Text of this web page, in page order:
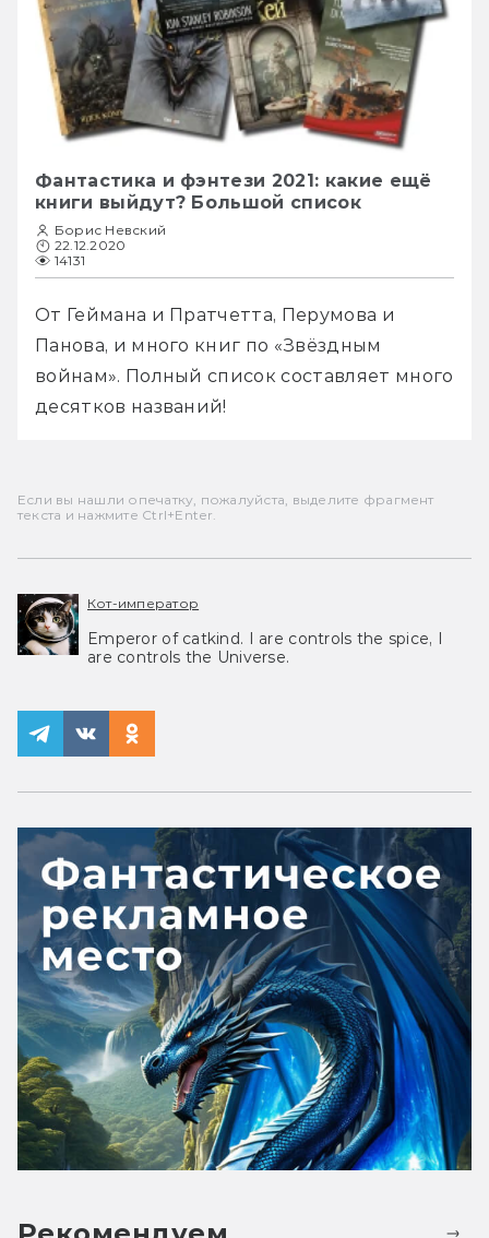
Фантастика и фэнтези 2021: какие ещё
книги выйдут? Большой список
Борис Невский
22.12.2020
14131
От Геймана и Пратчетта, Перумова и
Панова, и много книг по «Звёздным
войнам». Полный список составляет много
десятков названий!
Если вы нашли опечатку, пожалуйста, выделите фрагмент
текста и нажмите Ctrl+Enter.
Кот-император
Emperor of catkind. I are controls the spice, I
are controls the Universe.